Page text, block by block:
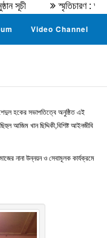
স্মৃতিচারণ : অধ্যাপক ড.
Video Channel
হকের সভাপতিত্বে অনুষ্ঠিত এই
আজিম খান ছিদ্দিকী,বিশিষ্ট আইনজীবি
নানা উন্নয়ন ও সেবামূলক কার্যক্রমে